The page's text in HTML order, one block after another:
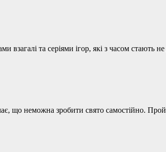
взагалі та серіями ігор, які з часом
що неможна зробити свято самостійно.